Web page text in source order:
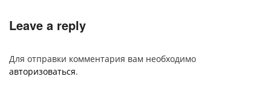
Leave a reply
Для отправки комментария вам необходимо
авторизоваться.